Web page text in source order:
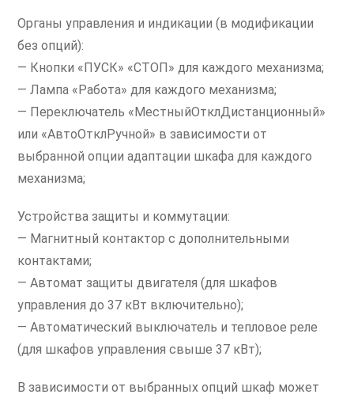
Органы управления и индикации (в модификации
без опций):
— Кнопки «ПУСК» «СТОП» для каждого механизма;
— Лампа «Работа» для каждого механизма;
— Переключатель «МестныйОтклДистанционный»
или «АвтоОтклРучной» в зависимости от
выбранной опции адаптации шкафа для каждого
механизма;
Устройства защиты и коммутации:
— Магнитный контактор с дополнительными
контактами;
— Автомат защиты двигателя (для шкафов
управления до 37 кВт включительно);
— Автоматический выключатель и тепловое реле
(для шкафов управления свыше 37 кВт);
В зависимости от выбранных опций шкаф может